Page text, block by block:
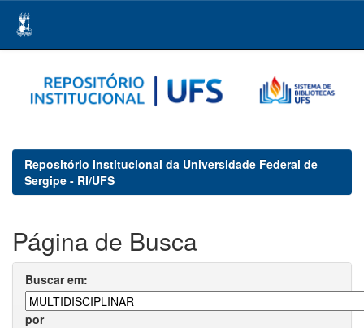
navigation
Repositório Institucional da Universidade Federal de
Sergipe - RI/UFS
Página de Busca
Buscar em:
por